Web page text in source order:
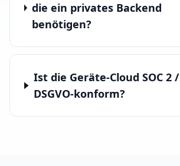
die ein privates Backend
benötigen?
Ist die Geräte-Cloud SOC 2 /
DSGVO-konform?